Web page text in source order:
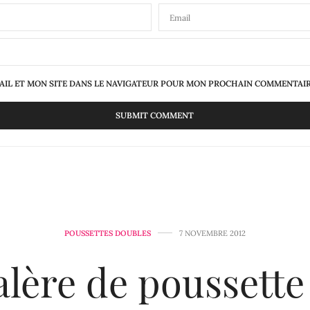
ET MON SITE DANS LE NAVIGATEUR POUR MON PROCHAIN
POUSSETTES DOUBLES 7 NOVEMBRE 2012
de